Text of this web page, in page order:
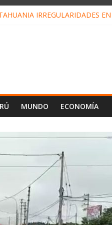
IRREGULARIDADES
MUNDO ECONOMÍA